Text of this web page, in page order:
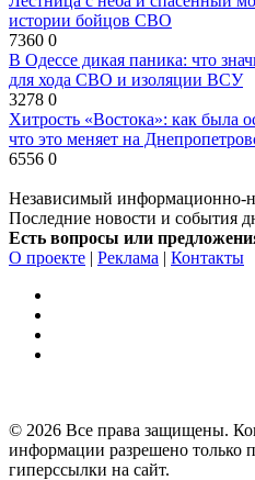
истории бойцов СВО
7360 0
В Одессе дикая паника: что
для хода СВО и изоляции ВСУ
3278 0
Хитрость «Востока»: как была
что это меняет на
6556 0
Независимый информационно-
Последние новости и события
Есть вопросы или
О проекте | Реклама | Контакты
© 2026 Все права защищены.
информации разрешено только
гиперссылки на сайт.